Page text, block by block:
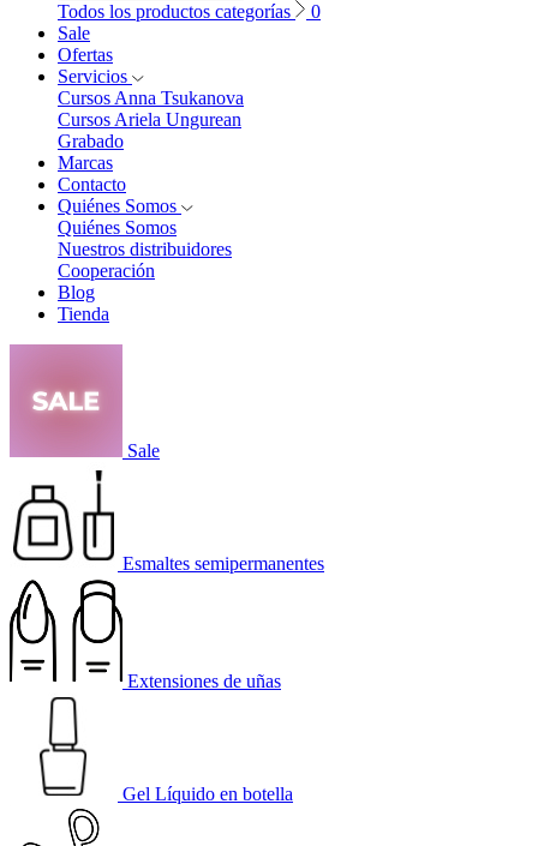
Todos los productos categorías
0
Sale
Ofertas
Servicios
Cursos Anna Tsukanova
Cursos Ariela Ungurean
Grabado
Marcas
Contacto
Quiénes Somos
Quiénes Somos
Nuestros distribuidores
Cooperación
Blog
Tienda
Sale
Esmaltes semipermanentes
Extensiones de uñas
Gel Líquido en botella